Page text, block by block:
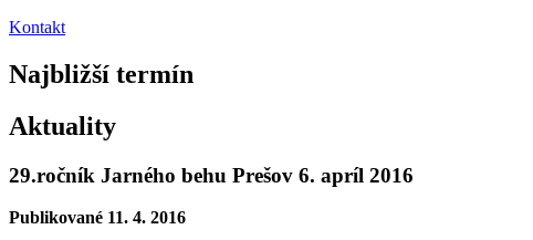
Kontakt
Najbližší termín
Aktuality
29.ročník Jarného behu Prešov 6. apríl 2016
Publikované 11. 4. 2016